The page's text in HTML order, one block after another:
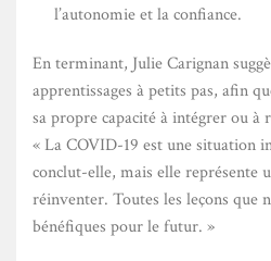
l’autonomie et la confiance.
En terminant, Julie Carignan
apprentissages à petits pas, afin
sa propre capacité à intégrer ou à
« La COVID-19 est une situation
conclut-elle, mais elle représente
réinventer. Toutes les leçons que
bénéfiques pour le futur. »